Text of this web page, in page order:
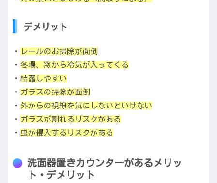
デメリット
・ レールのお掃除が面倒
・ 冬場、窓から冷気が入ってくる
・ 結露しやすい
・ ガラスの掃除が面倒
・ 外からの視線を気にしないといけない
・ ガラスが割れるリスクがある
・ 虫が侵入するリスクがある
洗面器置きカウンターがあるメリッ
ト・デメリット